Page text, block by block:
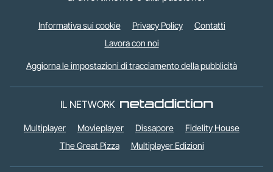
Informativa sui cookie Privacy Policy
Contatti
Lavora con noi
Aggiorna le impostazioni di tracciamento della pubblicità
IL NETWORK
Multiplayer Movieplayer Dissapore
Fidelity House
The Great Pizza
Multiplayer Edizioni